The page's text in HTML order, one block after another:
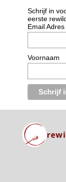
Schrijf in
eerste
Email Adres
Voornaam